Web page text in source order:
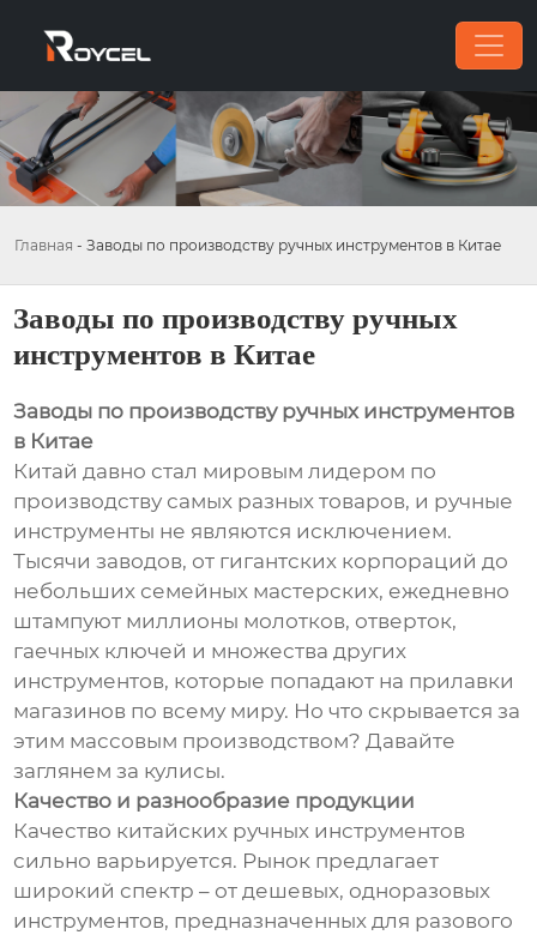
Главная - Заводы по производству ручных инструментов в Китае
Заводы по производству ручных
инструментов в Китае
Заводы по производству ручных инструментов
в Китае
Китай давно стал мировым лидером по
производству самых разных товаров, и ручные
инструменты не являются исключением.
Тысячи заводов, от гигантских корпораций до
небольших семейных мастерских, ежедневно
штампуют миллионы молотков, отверток,
гаечных ключей и множества других
инструментов, которые попадают на прилавки
магазинов по всему миру. Но что скрывается за
этим массовым производством? Давайте
заглянем за кулисы.
Качество и разнообразие продукции
Качество китайских ручных инструментов
сильно варьируется. Рынок предлагает
широкий спектр – от дешевых, одноразовых
инструментов, предназначенных для разового